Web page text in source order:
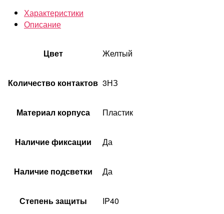
Характеристики
Описание
Цвет Желтый
Количество контактов 3НЗ
Материал корпуса Пластик
Наличие фиксации Да
Наличие подсветки Да
Степень защиты IP40